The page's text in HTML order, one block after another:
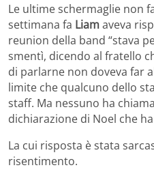
Le ultime schermaglie non
settimana fa Liamaveva
reunion della band “stava
smentì, dicendo al fratello
di parlarne non doveva far
limite che qualcuno dello
staff. Ma nessuno ha
dichiarazione di Noel che
La cui risposta è stata
risentimento.